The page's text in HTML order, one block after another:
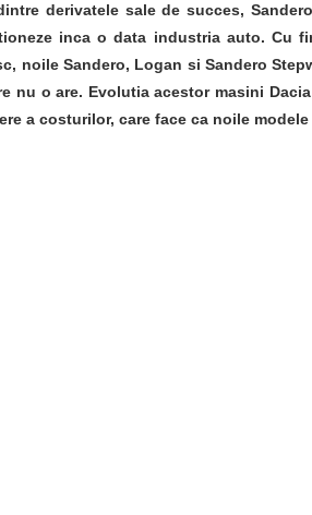
derivatele sale de succes,
inca o data industria auto. Cu
noile Sandero, Logan si Sandero
nu o are. Evolutia acestor masini
a costurilor, care face ca noile